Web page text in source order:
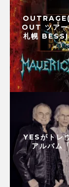
OUT ツア
札幌
YESがトレ
アルバム